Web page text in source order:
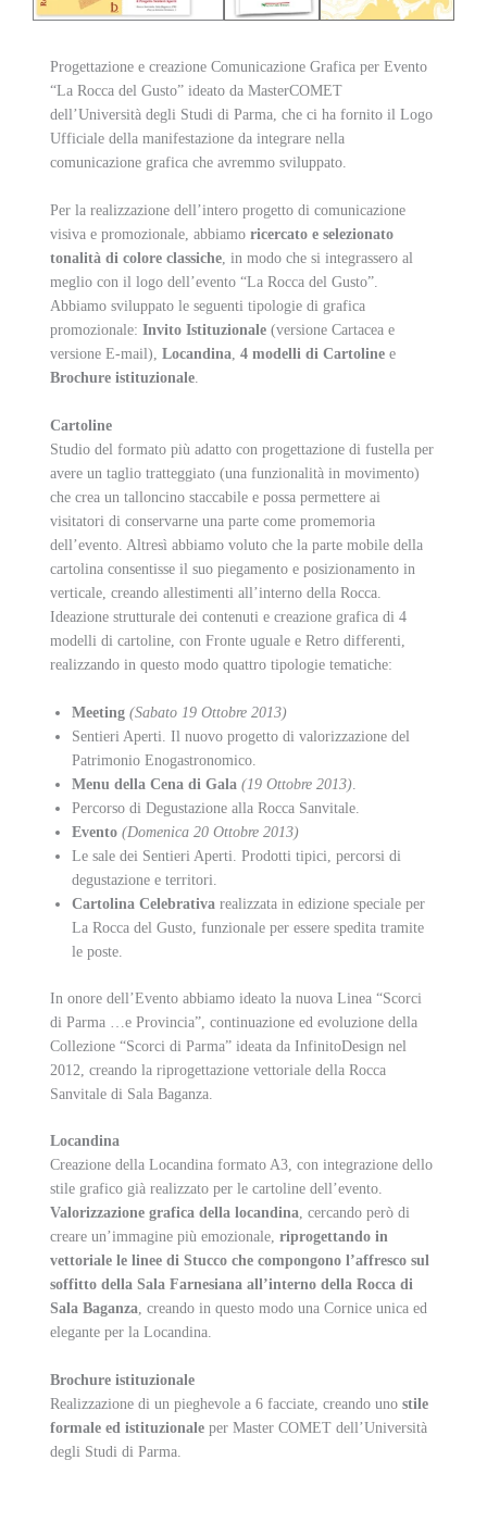
Progettazione e creazione Comunicazione Grafica per Evento
“La Rocca del Gusto” ideato da MasterCOMET
dell’Università degli Studi di Parma, che ci ha fornito il Logo
Ufficiale della manifestazione da integrare nella
comunicazione grafica che avremmo sviluppato.
Per la realizzazione dell’intero progetto di comunicazione
visiva e promozionale, abbiamo ricercato e selezionato
tonalità di colore classiche, in modo che si integrassero al
meglio con il logo dell’evento “La Rocca del Gusto”.
Abbiamo sviluppato le seguenti tipologie di grafica
promozionale: Invito Istituzionale (versione Cartacea e
versione E-mail), Locandina, 4 modelli di Cartoline e
Brochure istituzionale.
Cartoline
Studio del formato più adatto con progettazione di fustella per
avere un taglio tratteggiato (una funzionalità in movimento)
che crea un talloncino staccabile e possa permettere ai
visitatori di conservarne una parte come promemoria
dell’evento. Altresì abbiamo voluto che la parte mobile della
cartolina consentisse il suo piegamento e posizionamento in
verticale, creando allestimenti all’interno della Rocca.
Ideazione strutturale dei contenuti e creazione grafica di 4
modelli di cartoline, con Fronte uguale e Retro differenti,
realizzando in questo modo quattro tipologie tematiche:
Meeting (Sabato 19 Ottobre 2013)
Sentieri Aperti. Il nuovo progetto di valorizzazione del
Patrimonio Enogastronomico.
Menu della Cena di Gala (19 Ottobre 2013).
Percorso di Degustazione alla Rocca Sanvitale.
Evento (Domenica 20 Ottobre 2013)
Le sale dei Sentieri Aperti. Prodotti tipici, percorsi di
degustazione e territori.
Cartolina Celebrativa realizzata in edizione speciale per
La Rocca del Gusto, funzionale per essere spedita tramite
le poste.
In onore dell’Evento abbiamo ideato la nuova Linea “Scorci
di Parma …e Provincia”, continuazione ed evoluzione della
Collezione “Scorci di Parma” ideata da InfinitoDesign nel
2012, creando la riprogettazione vettoriale della Rocca
Sanvitale di Sala Baganza.
Locandina
Creazione della Locandina formato A3, con integrazione dello
stile grafico già realizzato per le cartoline dell’evento.
Valorizzazione grafica della locandina, cercando però di
creare un’immagine più emozionale, riprogettando in
vettoriale le linee di Stucco che compongono l’affresco sul
soffitto della Sala Farnesiana all’interno della Rocca di
Sala Baganza, creando in questo modo una Cornice unica ed
elegante per la Locandina.
Brochure istituzionale
Realizzazione di un pieghevole a 6 facciate, creando uno stile
formale ed istituzionale per Master COMET dell’Università
degli Studi di Parma.